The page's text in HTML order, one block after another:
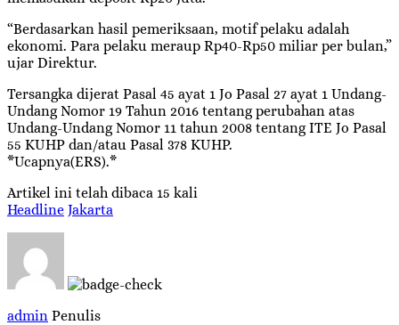
“Berdasarkan hasil pemeriksaan, motif pelaku adalah
ekonomi. Para pelaku meraup Rp40-Rp50 miliar per bulan,”
ujar Direktur.
Tersangka dijerat Pasal 45 ayat 1 Jo Pasal 27 ayat 1 Undang-
Undang Nomor 19 Tahun 2016 tentang perubahan atas
Undang-Undang Nomor 11 tahun 2008 tentang ITE Jo Pasal
55 KUHP dan/atau Pasal 378 KUHP.
*Ucapnya(ERS).*
Artikel ini telah dibaca 15 kali
Headline Jakarta
admin Penulis